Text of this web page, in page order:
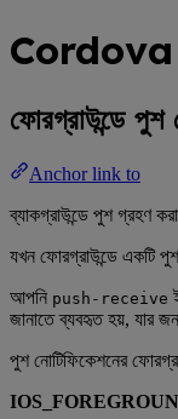
Cordova
ফোরগ্রাউন্ডে পুশ
Anchor link to
ব্যাকগ্রাউন্ডে পুশ গ্রহণ
যখন ফোরগ্রাউন্ডে একটি
আপনি push-receive
জানাতে ব্যবহৃত হয়, যার
পুশ নোটিফিকেশনের